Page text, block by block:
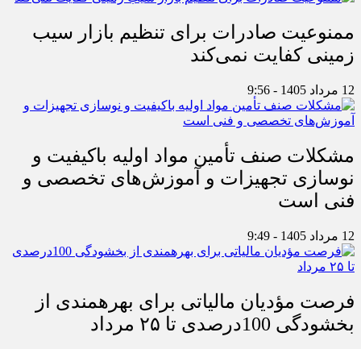
ممنوعیت صادرات برای تنظیم بازار سیب
زمینی کفایت نمی‌کند
12 مرداد 1405 - 9:56
مشکلات صنف تأمین مواد اولیه باکیفیت و
نوسازی تجهیزات و آموزش‌های تخصصی و
فنی است
12 مرداد 1405 - 9:49
فرصت مؤدیان مالیاتی برای بهره‎مندی از
بخشودگی 100درصدی تا ۲۵ مرداد